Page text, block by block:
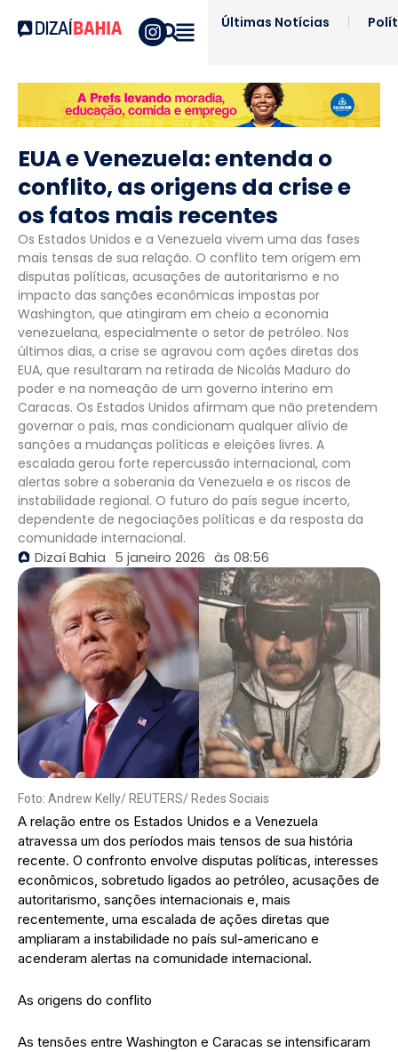
Últimas Notícias
EUA e Venezuela: entenda o
conflito, as origens da crise e
os fatos mais recentes
Os Estados Unidos e a Venezuela vivem uma das fases
mais tensas de sua relação. O conflito tem origem em
disputas políticas, acusações de autoritarismo e no
impacto das sanções econômicas impostas por
Washington, que atingiram em cheio a economia
venezuelana, especialmente o setor de petróleo. Nos
últimos dias, a crise se agravou com ações diretas dos
EUA, que resultaram na retirada de Nicolás Maduro do
poder e na nomeação de um governo interino em
Caracas. Os Estados Unidos afirmam que não pretendem
governar o país, mas condicionam qualquer alívio de
sanções a mudanças políticas e eleições livres. A
escalada gerou forte repercussão internacional, com
alertas sobre a soberania da Venezuela e os riscos de
instabilidade regional. O futuro do país segue incerto,
dependente de negociações políticas e da resposta da
comunidade internacional.
Dizaí Bahia 5 janeiro 2026 às 08:56
Foto: Andrew Kelly/ REUTERS/ Redes Sociais
A relação entre os Estados Unidos e a Venezuela
atravessa um dos períodos mais tensos de sua história
recente. O confronto envolve disputas políticas, interesses
econômicos, sobretudo ligados ao petróleo, acusações de
autoritarismo, sanções internacionais e, mais
recentemente, uma escalada de ações diretas que
ampliaram a instabilidade no país sul-americano e
acenderam alertas na comunidade internacional.
As origens do conflito
As tensões entre Washington e Caracas se intensificaram